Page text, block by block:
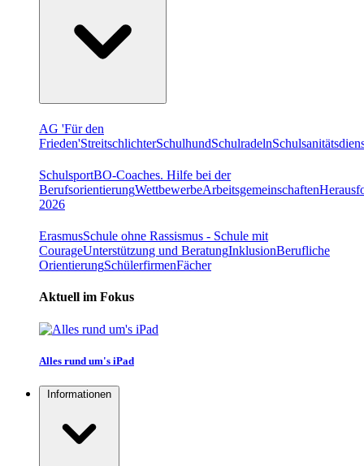
AG 'Für den
Frieden'StreitschlichterSchulhundSchulradeln
SchulsportBO-Coaches. Hilfe bei der
BerufsorientierungWettbewerbeArbeitsgemeinschaften
2026
ErasmusSchule ohne Rassismus - Schule mit
CourageUnterstützung und BeratungInklusionBerufliche
OrientierungSchülerfirmenFächer
Aktuell im Fokus
Alles rund um's iPad
Informationen